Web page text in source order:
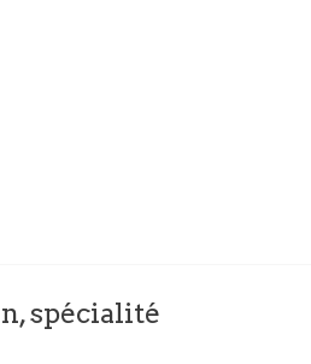
spécialité